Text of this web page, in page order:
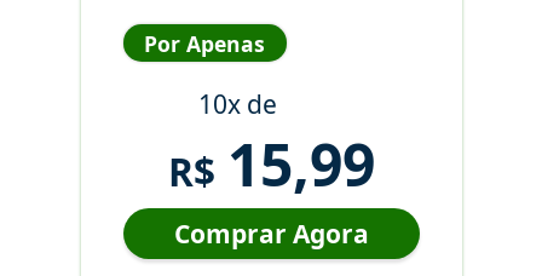
Por Apenas
10x de
R$ 15,99
Comprar Agora